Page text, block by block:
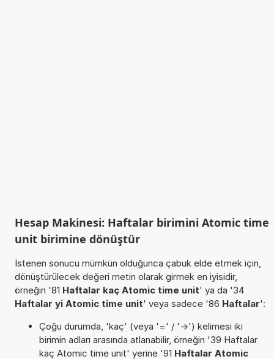
Hesap Makinesi: Haftalar birimini Atomic time
unit birimine dönüştür
İstenen sonucu mümkün olduğunca çabuk elde etmek için,
dönüştürülecek değeri metin olarak girmek en iyisidir,
örneğin '81 Haftalar kaç Atomic time unit' ya da '34
Haftalar yi Atomic time unit' veya sadece '86 Haftalar':
Çoğu durumda, 'kaç' (veya '=' / '->') kelimesi iki
birimin adları arasında atlanabilir, örneğin '39 Haftalar
kaç Atomic time unit' yerine '91 Haftalar Atomic